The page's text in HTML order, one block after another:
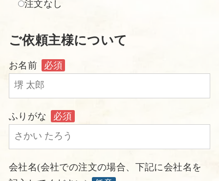
注文なし
ご依頼主様について
お名前 必須
ふりがな 必須
会社名(会社での注文の場合、下記に会社名を